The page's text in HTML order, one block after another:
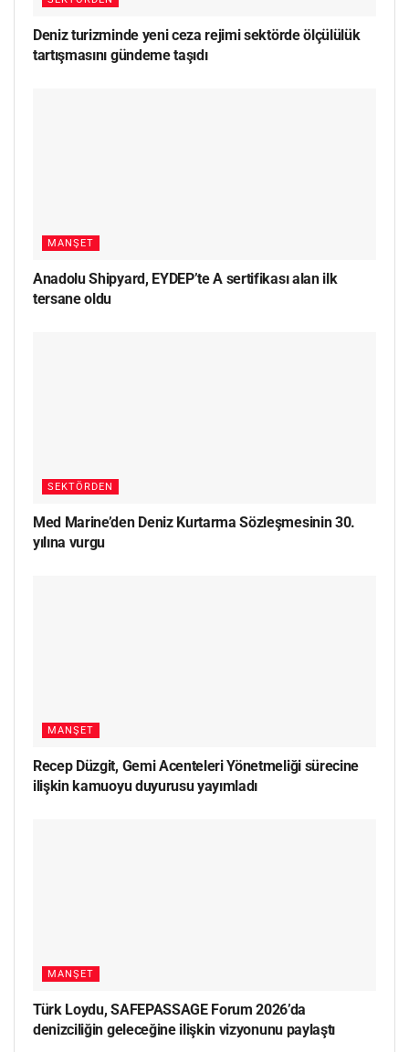
Deniz turizminde yeni ceza rejimi sektörde ölçülülük
tartışmasını gündeme taşıdı
MANŞET
Anadolu Shipyard, EYDEP’te A sertifikası alan ilk
tersane oldu
SEKTÖRDEN
Med Marine’den Deniz Kurtarma Sözleşmesinin 30.
yılına vurgu
MANŞET
Recep Düzgit, Gemi Acenteleri Yönetmeliği sürecine
ilişkin kamuoyu duyurusu yayımladı
MANŞET
Türk Loydu, SAFEPASSAGE Forum 2026’da
denizciliğin geleceğine ilişkin vizyonunu paylaştı